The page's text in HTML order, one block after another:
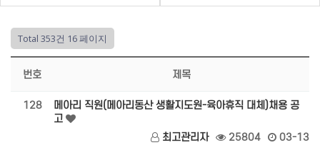
Total 353건 16 페이지
번호 제목
128
메아리 직원(메아리동산 생활지도원-육아휴직 대체)채용 공
고
최고관리자
25804 03-13